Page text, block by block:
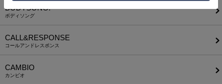
BODYSONG.
ボディソング
CALL&RESPONSE
コールアンドレスポンス
CAMBIO
カンビオ